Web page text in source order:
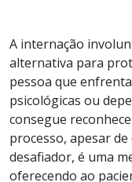
A internação
alternativa para
pessoa que
psicológicas ou
consegue
processo, apesar
desafiador, é uma
oferecendo ao